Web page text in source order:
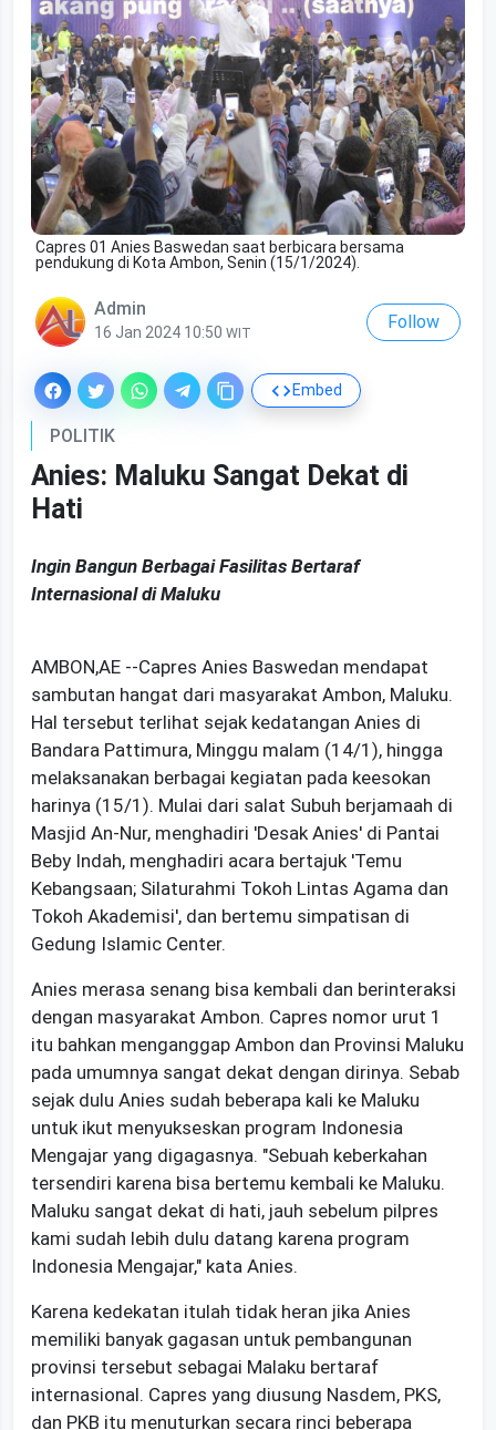
Capres 01 Anies Baswedan saat berbicara bersama
pendukung di Kota Ambon, Senin (15/1/2024).
Admin
16 Jan 2024 10:50 WIT
Follow
Embed
POLITIK
Anies: Maluku Sangat Dekat di
Hati
Ingin Bangun Berbagai Fasilitas Bertaraf
Internasional di Maluku
AMBON,AE --Capres Anies Baswedan mendapat
sambutan hangat dari masyarakat Ambon, Maluku.
Hal tersebut terlihat sejak kedatangan Anies di
Bandara Pattimura, Minggu malam (14/1), hingga
melaksanakan berbagai kegiatan pada keesokan
harinya (15/1). Mulai dari salat Subuh berjamaah di
Masjid An-Nur, menghadiri 'Desak Anies' di Pantai
Beby Indah, menghadiri acara bertajuk 'Temu
Kebangsaan; Silaturahmi Tokoh Lintas Agama dan
Tokoh Akademisi', dan bertemu simpatisan di
Gedung Islamic Center.
Anies merasa senang bisa kembali dan berinteraksi
dengan masyarakat Ambon. Capres nomor urut 1
itu bahkan menganggap Ambon dan Provinsi Maluku
pada umumnya sangat dekat dengan dirinya. Sebab
sejak dulu Anies sudah beberapa kali ke Maluku
untuk ikut menyukseskan program Indonesia
Mengajar yang digagasnya. "Sebuah keberkahan
tersendiri karena bisa bertemu kembali ke Maluku.
Maluku sangat dekat di hati, jauh sebelum pilpres
kami sudah lebih dulu datang karena program
Indonesia Mengajar," kata Anies.
Karena kedekatan itulah tidak heran jika Anies
memiliki banyak gagasan untuk pembangunan
provinsi tersebut sebagai Malaku bertaraf
internasional. Capres yang diusung Nasdem, PKS,
dan PKB itu menuturkan secara rinci beberapa